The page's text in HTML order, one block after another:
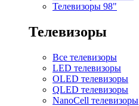
Телевизоры 98"
Телевизоры
Все телевизоры
LED телевизоры
OLED телевизоры
QLED телевизоры
NanoCell телевизоры